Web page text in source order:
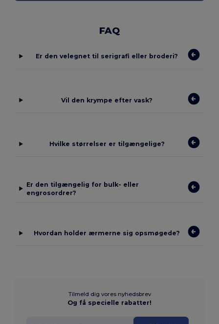
FAQ
Er den velegnet til serigrafi eller broderi?
Vil den krympe efter vask?
Hvilke størrelser er tilgængelige?
Er den tilgængelig for bulk- eller
engrosordrer?
Hvordan holder ærmerne sig opsmøgede?
Tilmeld dig vores nyhedsbrev
Og få specielle rabatter!